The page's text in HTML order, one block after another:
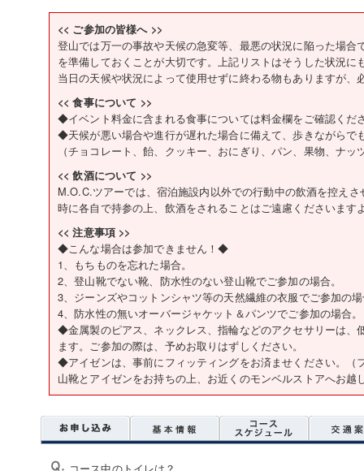
<< ご参加の皆様へ >>
登山では万一の事故や天候の急変等、最悪の状況に陥った場
を準備しておくことが大切です。上記リストはそうした状況
当日の天候や状況によって使用せずに終わる物もありますが、
<< 食事について >>
◆イベント料金に含まれる食事については料金欄をご確認くだ
◆天候が悪い場合や進行が遅れた場合に備えて、歩きながらで
（チョコレート、飴、クッキー、おにぎり、パン、果物、ナッ
<< 飲酒について >>
M.O.C.ツアーでは、宿泊施設内以外での行動中の飲酒を控え
時に各自で持参の上、飲酒をされることはご遠慮くださいます
<< 注意事項 >>
◆こんな場合は参加できません！◆
1、もちものを忘れた場合。
2、登山靴でない靴、防水性のない登山靴でご参加の場合。
3、ジーンズやコットンシャツ等の天然繊維の衣服でご参加の
4、防水性の無いオーバージャケット＆パンツでご参加の場合。
◆金属製のピアス、ネックレス、指輪などのアクセサリーは、
ます。ご参加の際は、予めお取りはずしください。
◆アイゼンは、事前にフィッティングをお済ませください。（
山靴とアイゼンをお持ちの上、お近くのモンベルストアへお越